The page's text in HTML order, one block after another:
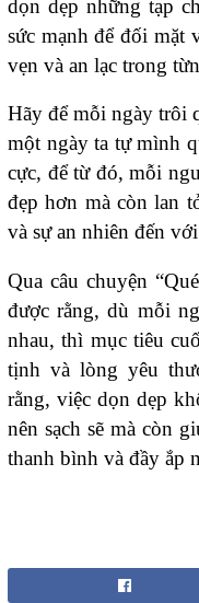
dọn dẹp những tạp
sức mạnh để đối mặt
vẹn và an lạc trong
Hãy để mỗi ngày trôi
một ngày ta tự mình
cực, để từ đó, mỗi
đẹp hơn mà còn lan
và sự an nhiên đến
Qua câu chuyện
được rằng, dù mỗi
nhau, thì mục tiêu
tịnh và lòng yêu
rằng, việc dọn dẹp
nên sạch sẽ mà còn
thanh bình và đầy ắp